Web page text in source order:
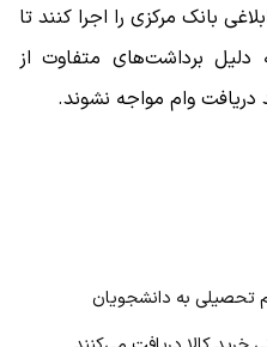
بانک مرکزی را اجرا کنند تا
دلیل برداشت‌های متفاوت از
دریافت وام مواجه نشوند.
تحصیلی به دانشجویان